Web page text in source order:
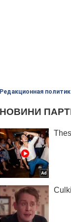
Редакционная